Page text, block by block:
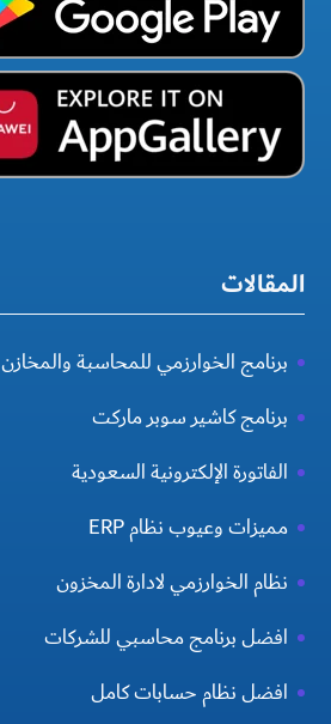
المقالات
برنامج الخوارزمي للمحاسبة والمخازن
برنامج كاشير سوبر ماركت
الفاتورة الإلكترونية السعودية
مميزات وعيوب نظام ERP
نظام الخوارزمي لادارة المخزون
افضل برنامج محاسبي للشركات
افضل نظام حسابات كامل